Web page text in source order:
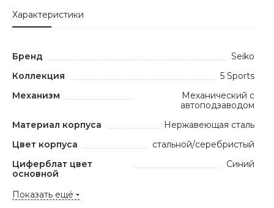
Характеристики
Бренд
Seiko
Коллекция
5 Sports
Механизм
Механический с
автоподзаводом
Материал корпуса
Нержавеющая сталь
Цвет корпуса
стальной/серебристый
Циферблат цвет
основной
Синий
Показать ещё